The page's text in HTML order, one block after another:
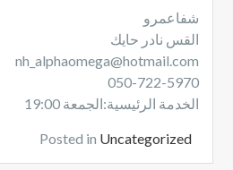
شفاعمرو
القس نادر حايك
nh_alphaomega@hotmail.com
050-722-5970
الخدمة الرئيسية:الجمعة 19:00
Posted in Uncategorized